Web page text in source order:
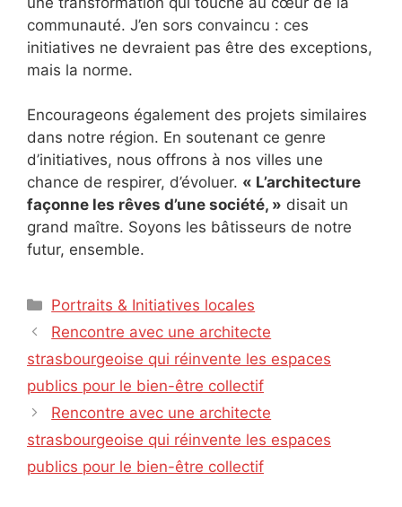
communauté. J’en sors convaincu : ces
initiatives ne devraient pas être des exceptions,
mais la norme.
Encourageons également des projets similaires
dans notre région. En soutenant ce genre
d’initiatives, nous offrons à nos villes une
chance de respirer, d’évoluer. « L’architecture
façonne les rêves d’une société, » disait un
grand maître. Soyons les bâtisseurs de notre
futur, ensemble.
Catégories
Portraits & Initiatives locales
Rencontre avec une architecte
strasbourgeoise qui réinvente les espaces
publics pour le bien-être collectif
Rencontre avec une architecte
strasbourgeoise qui réinvente les espaces
publics pour le bien-être collectif